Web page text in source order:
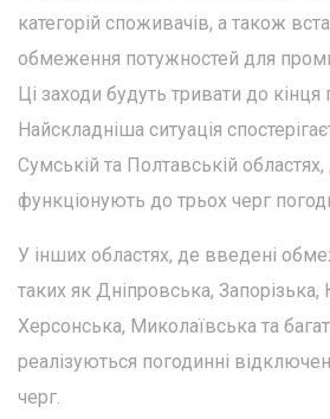
категорій споживачів, а також
обмеження потужностей для
Ці заходи будуть тривати до кінця
Найскладніша ситуація
Сумській та Полтавській
функціонують до трьох черг
У інших областях, де введені
таких як Дніпровська, Запорізька,
Херсонська, Миколаївська та
реалізуються погодинні
черг.